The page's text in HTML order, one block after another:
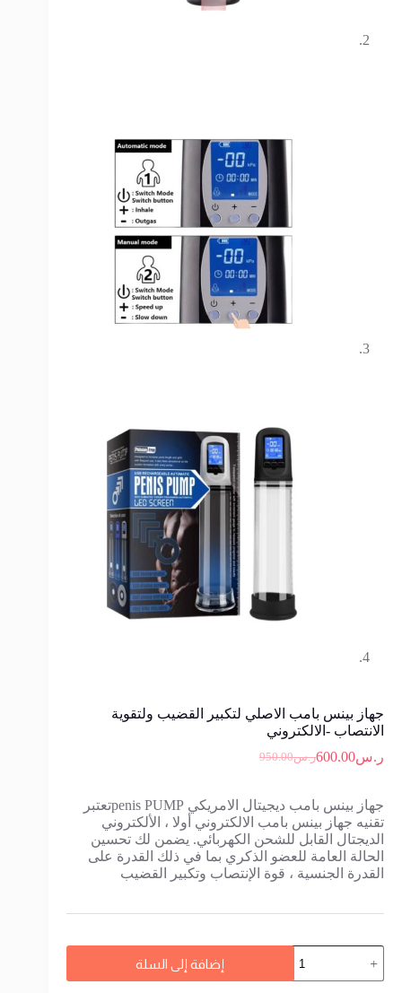
جهاز بينس بامب الاصلي لتكبير القضيب ولتقوية
الانتصاب -الالكتروني
ر.س950.00السعر
هو:
ر.س950.00.
ر.س600.00السعر
هو:
ر.س600.00.
جهاز بينس بامب ديجيتال الامريكي penis PUMPتعتبر
تقنيه جهاز بينس بامب الالكتروني أولا ، الألكتروني
الديجتال القابل للشحن الكهربائي. يضمن لك تحسين
الحالة العامة للعضو الذكري بما في ذلك القدرة على
القدرة الجنسية ، قوة الإنتصاب وتكبير القضيب
جهاز
بينس
إضافة إلى السلة